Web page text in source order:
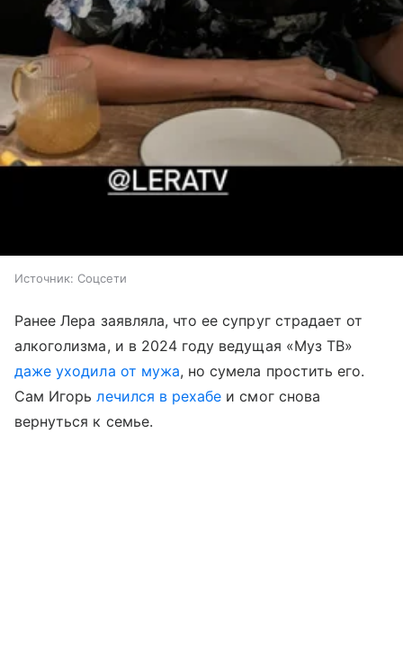
Источник: Соцсети
Ранее Лера заявляла, что ее супруг страдает от
алкоголизма, и в 2024 году ведущая «Муз ТВ»
даже уходила от мужа, но сумела простить его.
Сам Игорьлечился в рехабе и смог снова
вернуться к семье.